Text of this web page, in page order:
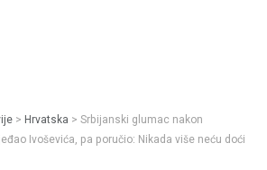
> Hrvatska > Srbijanski glumac nakon
Ivoševića, pa poručio: Nikada više neću doći